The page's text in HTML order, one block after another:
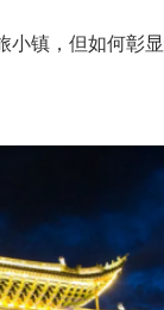
，但如何彰显